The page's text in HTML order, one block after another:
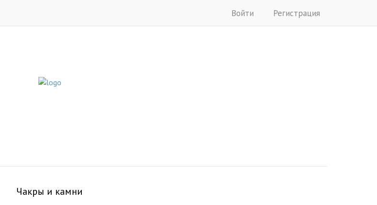
Войти Регистрация
Чакры и камни